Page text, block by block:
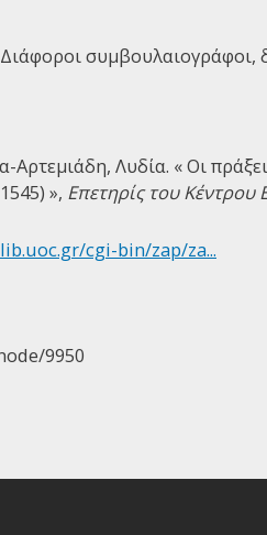
συμβουλαιογράφοι,
Λυδία. « Οι
», Επετηρίς του Κέντρου
cgi-bin/zap/za...
9950